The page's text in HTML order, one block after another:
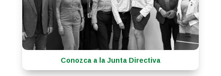
Conozca a la Junta Directiva